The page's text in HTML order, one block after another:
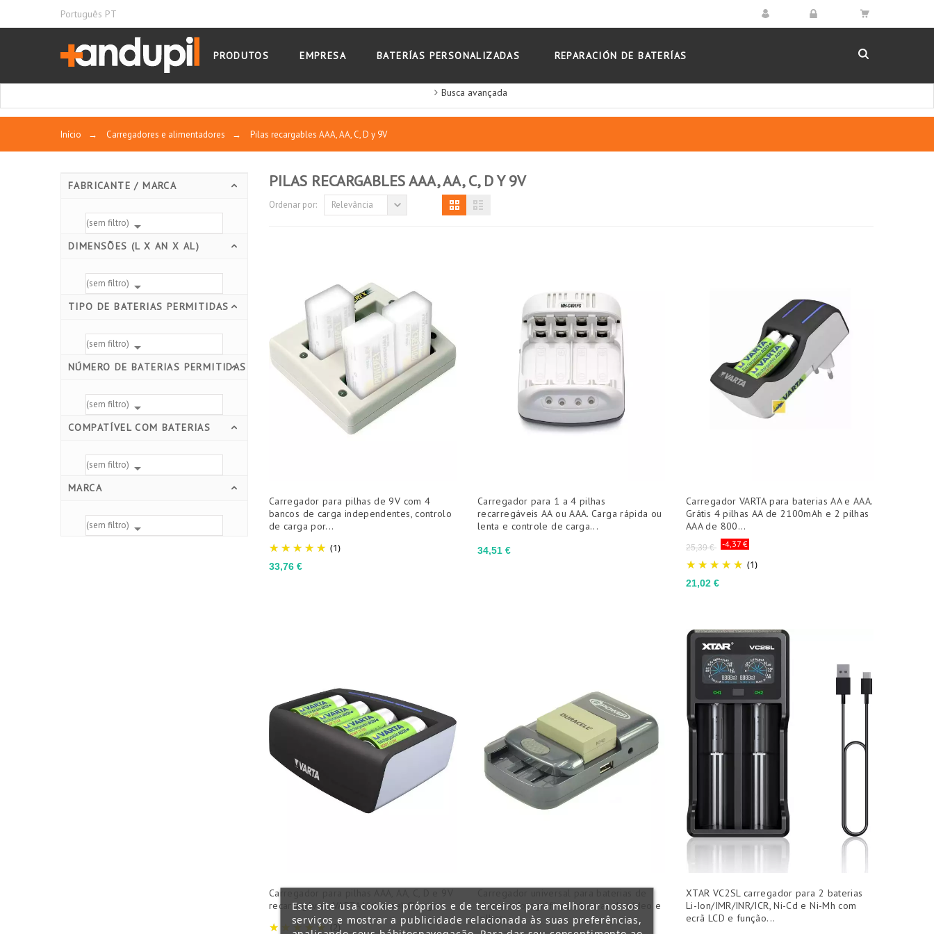
Português PT
PRODUTOS EMPRESA BATERÍAS PERSONALIZADAS REPARACIÓN DE BATERÍAS
Busca avançada
Início → Carregadores e alimentadores → Pilas recargables AAA, AA, C, D y 9V
FABRICANTE / MARCA
(sem filtro) 
DIMENSÕES (L X AN X AL)
(sem filtro) 
TIPO DE BATERIAS PERMITIDAS
(sem filtro) 
NÚMERO DE BATERIAS PERMITIDAS
(sem filtro) 
COMPATÍVEL COM BATERIAS
(sem filtro) 
MARCA
(sem filtro) 
PILAS RECARGABLES AAA, AA, C, D Y 9V
Ordenar por: Relevância
(1)
Preço
33,76 €
Carregador para pilhas de 9V com 4
bancos de carga independentes, controlo
de carga por...
Preço
34,51 €
Carregador para 1 a 4 pilhas
recarregáveis AA ou AAA. Carga rápida ou
lenta e controle de carga...
Preço
normal
25,39 € -4,37 €
(1)
Preço
21,02 €
Carregador VARTA para baterias AA e AAA.
Grátis 4 pilhas AA ​​de 2100mAh e 2 pilhas
AAA de 800...
(2)
Carregador para pilhas AAA, AA, C, D e 9V
recarregáveis VARTA Universal Charger.
câmaras fotográficas, câmaras de vídeo e
pilhas...
XTAR VC2SL carregador para 2 baterias
Li-Ion/IMR/INR/ICR, Ni-Cd e Ni-Mh com
ecrã LCD e função...
Este site usa cookies próprios e de terceiros para melhorar nossos
serviços e mostrar a publicidade relacionada às suas preferências,